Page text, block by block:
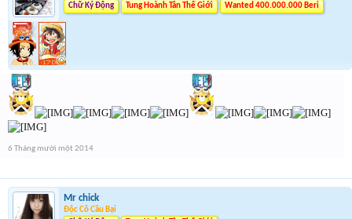
Chữ Ký Động
Tung Hoành Tân Thế Giới Wanted 400.000.000 Beri
6 Tháng mười một 2014
Mr chick
Độc Cô Cầu Bại